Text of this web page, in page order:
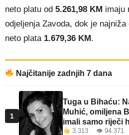
neto platu od 5.261,98 KM imaju
odjeljenja Zavoda, dok je
neto plata 1.679,36 KM.
Najčitanije zadnjih 7 dana
1
Tuga u Bihaću:
Muhić, omiljena
imali samo riječi
3.313 👁 94.371